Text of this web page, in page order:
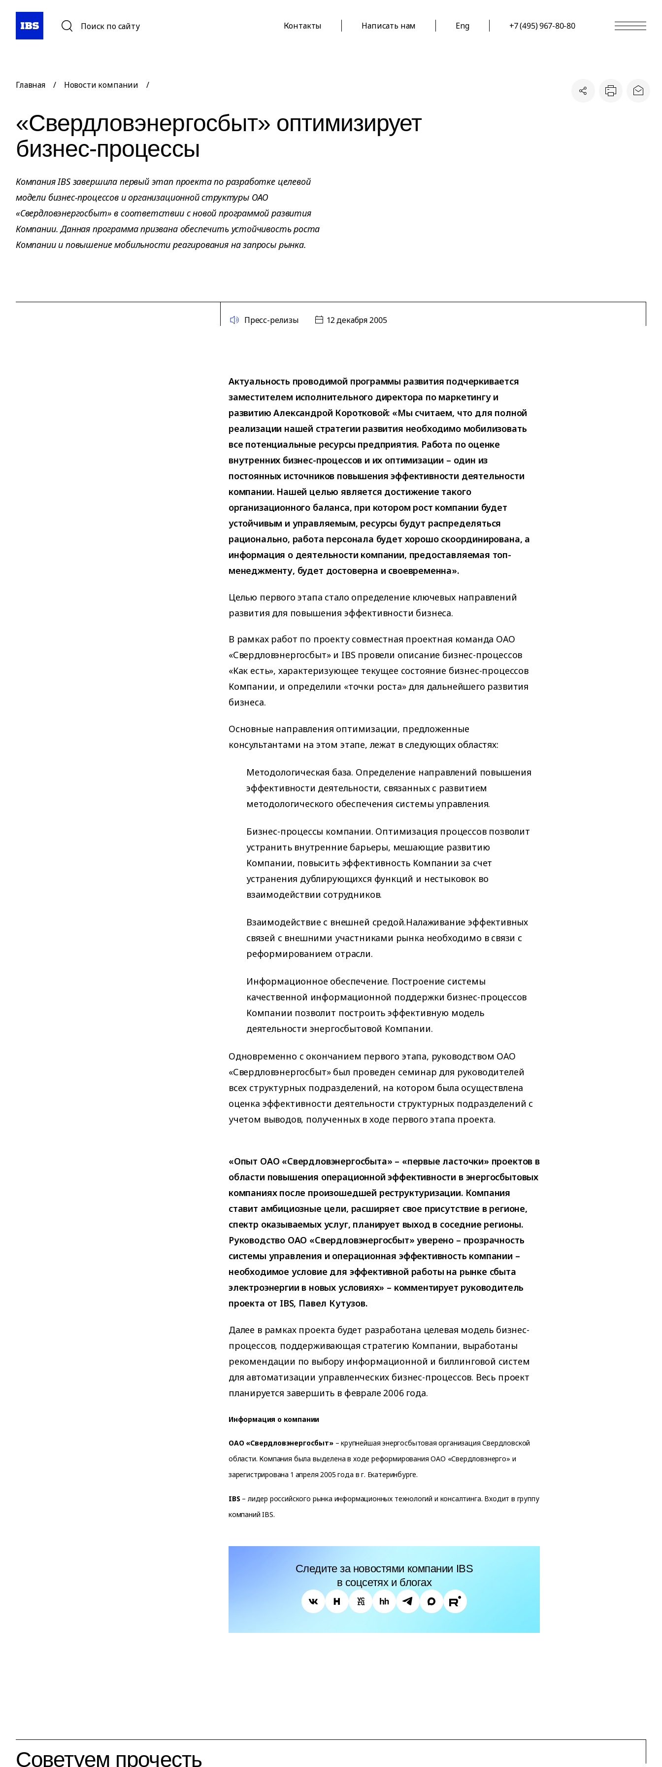
Поиск по сайту Контакты Написать нам Eng +7 (495) 967-80-80
Главная / Новости компании /
«Свердловэнергосбыт» оптимизирует
бизнес-процессы
Компания IBS завершила первый этап проекта по разработке целевой
модели бизнес-процессов и организационной структуры ОАО
«Свердловэнергосбыт» в соответствии с новой программой развития
Компании. Данная программа призвана обеспечить устойчивость роста
Компании и повышение мобильности реагирования на запросы рынка.
Пресс-релизы 12 декабря 2005
Актуальность проводимой программы развития подчеркивается
заместителем исполнительного директора по маркетингу и
развитию Александрой Коротковой: «Мы считаем, что для полной
реализации нашей стратегии развития необходимо мобилизовать
все потенциальные ресурсы предприятия. Работа по оценке
внутренних бизнес-процессов и их оптимизации – один из
постоянных источников повышения эффективности деятельности
компании. Нашей целью является достижение такого
организационного баланса, при котором рост компании будет
устойчивым и управляемым, ресурсы будут распределяться
рационально, работа персонала будет хорошо скоординирована, а
информация о деятельности компании, предоставляемая топ-
менеджменту, будет достоверна и своевременна».
Целью первого этапа стало определение ключевых направлений
развития для повышения эффективности бизнеса.
В рамках работ по проекту совместная проектная команда ОАО
«Свердловэнергосбыт» и IBS провели описание бизнес-процессов
«Как есть», характеризующее текущее состояние бизнес-процессов
Компании, и определили «точки роста» для дальнейшего развития
бизнеса.
Основные направления оптимизации, предложенные
консультантами на этом этапе, лежат в следующих областях:
Методологическая база. Определение направлений повышения
эффективности деятельности, связанных с развитием
методологического обеспечения системы управления.
Бизнес-процессы компании. Оптимизация процессов позволит
устранить внутренние барьеры, мешающие развитию
Компании, повысить эффективность Компании за счет
устранения дублирующихся функций и нестыковок во
взаимодействии сотрудников.
Взаимодействие с внешней средой.Налаживание эффективных
связей с внешними участниками рынка необходимо в связи с
реформированием отрасли.
Информационное обеспечение. Построение системы
качественной информационной поддержки бизнес-процессов
Компании позволит построить эффективную модель
деятельности энергосбытовой Компании.
Одновременно с окончанием первого этапа, руководством ОАО
«Свердловэнергосбыт» был проведен семинар для руководителей
всех структурных подразделений, на котором была осуществлена
оценка эффективности деятельности структурных подразделений с
учетом выводов, полученных в ходе первого этапа проекта.
«Опыт ОАО «Свердловэнергосбыта» – «первые ласточки» проектов в
области повышения операционной эффективности в энергосбытовых
компаниях после произошедшей реструктуризации. Компания
ставит амбициозные цели, расширяет свое присутствие в регионе,
спектр оказываемых услуг, планирует выход в соседние регионы.
Руководство ОАО «Свердловэнергосбыт» уверено – прозрачность
системы управления и операционная эффективность компании –
необходимое условие для эффективной работы на рынке сбыта
электроэнергии в новых условиях» – комментирует руководитель
проекта от IBS, Павел Кутузов.
Далее в рамках проекта будет разработана целевая модель бизнес-
процессов, поддерживающая стратегию Компании, выработаны
рекомендации по выбору информационной и биллинговой систем
для автоматизации управленческих бизнес-процессов. Весь проект
планируется завершить в феврале 2006 года.
Информация о компании
ОАО «Свердловэнергосбыт»– крупнейшая энергосбытовая организация Свердловской
области. Компания была выделена в ходе реформирования ОАО «Свердловэнерго» и
зарегистрирована 1 апреля 2005 года в г. Екатеринбурге.
IBS– лидер российского рынка информационных технологий и консалтинга. Входит в группу
компаний IBS.
Следите за новостями компании IBS
в соцсетях и блогах
Советуем прочесть